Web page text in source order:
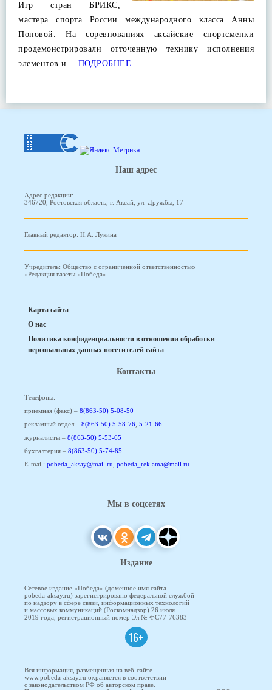
Игр стран БРИКС,
мастера спорта России международного класса Анны
Поповой. На соревнованиях аксайские спортсменки
продемонстрировали отточенную технику исполнения
элементов и… ПОДРОБНЕЕ
Наш адрес
Адрес редакции:
346720, Ростовская область, г. Аксай, ул. Дружбы, 17
Главный редактор: Н.А. Лукина
Учредитель: Общество с ограниченной ответственностью
«Редакция газеты «Победа»
Карта сайта
О нас
Политика конфиденциальности в отношении обработки
персональных данных посетителей сайта
Контакты
Телефоны:
приемная (факс) – 8(863-50) 5-08-50
рекламный отдел – 8(863-50) 5-58-76 5-21-66
журналисты – 8(863-50) 5-53-65
бухгалтерия – 8(863-50) 5-74-85
E-mail: pobeda_aksay@mail.ru pobeda_reklama@mail.ru
Мы в соцсетях
Издание
Сетевое издание «Победа» (доменное имя сайта
pobeda-aksay.ru) зарегистрировано федеральной службой
по надзору в сфере связи, информационных технологий
и массовых коммуникаций (Роскомнадзор) 26 июля
2019 года, регистрационный номер Эл № ФС77-76383
16+
Вся информация, размещенная на веб-сайте
www.pobeda-aksay.ru охраняется в соответствии
с законодательством РФ об авторском праве.